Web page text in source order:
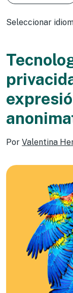
Seleccionar
Por Valentina